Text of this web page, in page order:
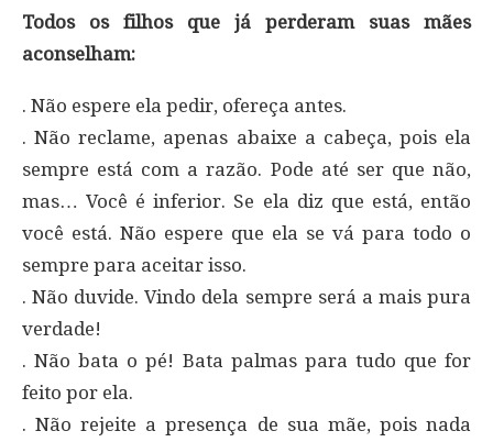
Todos os filhos que já perderam suas mães
aconselham:
. Não espere ela pedir, ofereça antes.
. Não reclame, apenas abaixe a cabeça, pois ela
sempre está com a razão. Pode até ser que não,
mas… Você é inferior. Se ela diz que está, então
você está. Não espere que ela se vá para todo o
sempre para aceitar isso.
. Não duvide. Vindo dela sempre será a mais pura
verdade!
. Não bata o pé! Bata palmas para tudo que for
feito por ela.
. Não rejeite a presença de sua mãe, pois nada